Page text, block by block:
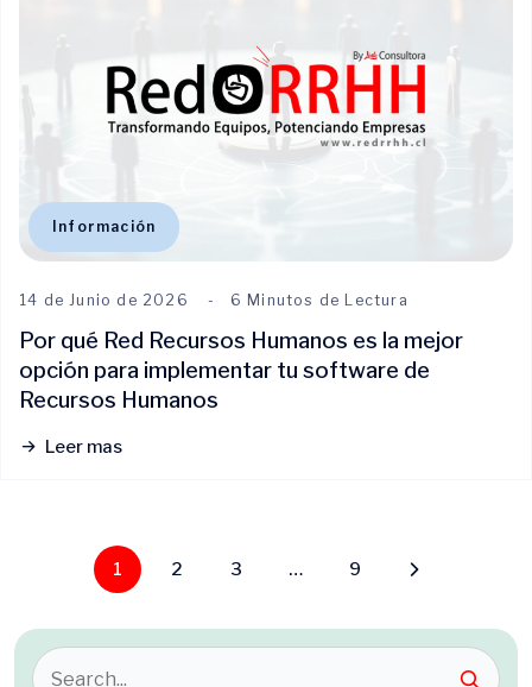
Información
14 de Junio de 2026 6 Minutos de Lectura
Por qué Red Recursos Humanos es la mejor
opción para implementar tu software de
Recursos Humanos
Leer mas
1 2 3 … 9